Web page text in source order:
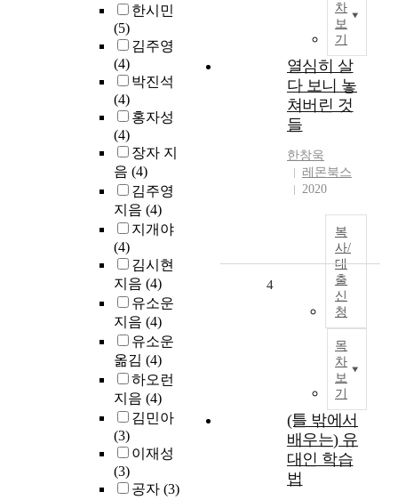
한시민
(5)
김주영
(4)
박진석
(4)
홍자성
(4)
장자 지
음 (4)
김주영
지음 (4)
지개야
(4)
김시현
지음 (4)
유소운
지음 (4)
유소운
옮김 (4)
하오런
지음 (4)
김민아
(3)
이재성
(3)
공자 (3)
차
보
기
열심히 살
다 보니 놓
쳐버린 것
들
한창욱
레몬북스
2020
복
사/
대
출
신
청
목
차
보
기
4
(틀 밖에서
배우는) 유
대인 학습
법